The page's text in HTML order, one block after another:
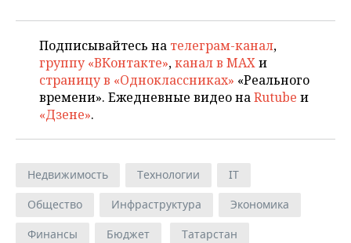
Подписывайтесь на телеграм-канал,
группу «ВКонтакте»,канал в MAXи
страницу в «Одноклассниках» «Реального
времени». Ежедневные видео наRutube и
«Дзене».
Недвижимость Технологии
IT
Общество
Инфраструктура
Экономика
Финансы
Бюджет Татарстан